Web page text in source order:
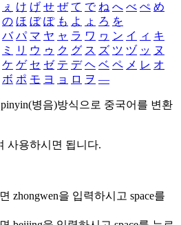
ぇ け げ せ ぜ て で ね へ べ ぺ め
の ほ ぼ ぽ も よ ょ ろ を
バ パ マ ヤ ャ ラ ワ ヮ ン イ ィ キ
ミ リ ウ ゥ ク グ ス ズ ツ ヅ ッ ヌ
ケ ゲ セ ゼ テ デ ヘ ベ ペ メ レ オ
ボ ポ モ ヨ ョ ロ ヲ ―
병음)방식으로 중국어를 변환
사용하시면 됩니다.
zhongwen을 입력하시고 space를